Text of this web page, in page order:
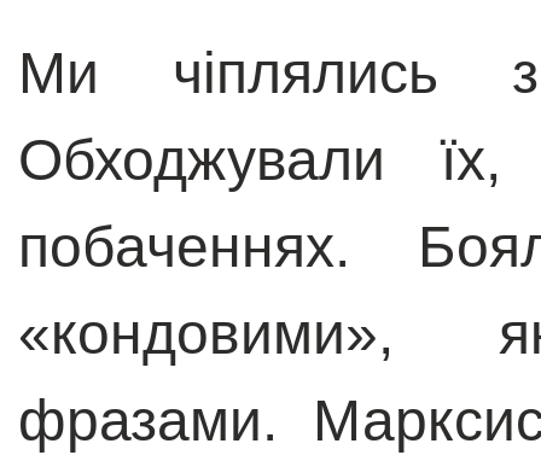
Ми чіплялись
Обходжували їх,
побаченнях.
«кондовими»,
фразами.